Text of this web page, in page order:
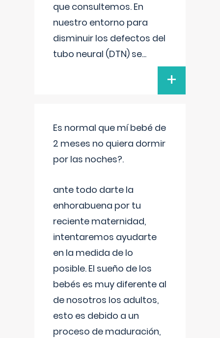
que consultemos. En
nuestro entorno para
disminuir los defectos del
tubo neural (DTN) se...
+
Es normal que mí bebé de
2 meses no quiera dormir
por las noches?.
ante todo darte la
enhorabuena por tu
reciente maternidad,
intentaremos ayudarte
en la medida de lo
posible. El sueño de los
bebés es muy diferente al
de nosotros los adultos,
esto es debido a un
proceso de maduración,